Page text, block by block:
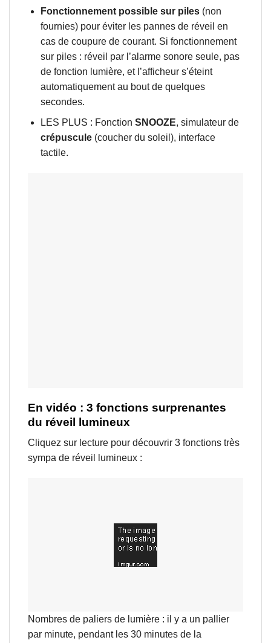
Fonctionnement possible sur piles (non
fournies) pour éviter les pannes de réveil en
cas de coupure de courant. Si fonctionnement
sur piles : réveil par l’alarme sonore seule, pas
de fonction lumière, et l’afficheur s’éteint
automatiquement au bout de quelques
secondes.
LES PLUS : Fonction SNOOZE, simulateur de
crépuscule(coucher du soleil), interface
tactile.
En vidéo : 3 fonctions surprenantes
du réveil lumineux
Cliquez sur lecture pour découvrir 3 fonctions très
sympa de réveil lumineux :
Nombres de paliers de lumière : il y a un pallier
par minute, pendant les 30 minutes de la